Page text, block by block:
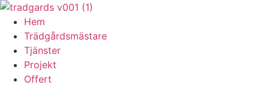
Skip
content
Hem
Trädgårdsmästare
Tjänster
Projekt
Offert